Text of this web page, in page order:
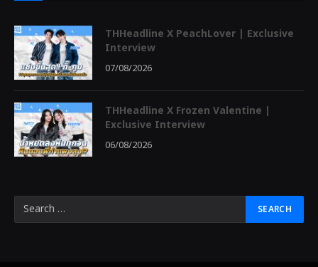
THHeadline X PeachLover | Exclusive
Interview
07/08/2026
THHeadline X Frozen Valentine |
Exclusive Interview
06/08/2026